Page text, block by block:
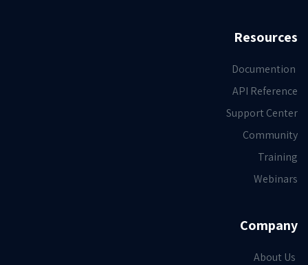
Resources
API Reference
Support Center
Community
Training
Webinars
Company
About Us